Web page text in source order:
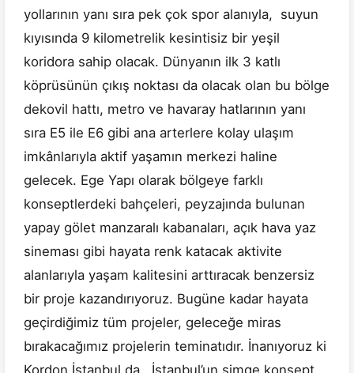
yollarının yanı sıra pek çok spor alanıyla, suyun
kıyısında 9 kilometrelik kesintisiz bir yeşil
koridora sahip olacak. Dünyanın ilk 3 katlı
köprüsünün çıkış noktası da olacak olan bu bölge
dekovil hattı, metro ve havaray hatlarının yanı
sıra E5 ile E6 gibi ana arterlere kolay ulaşım
imkânlarıyla aktif yaşamın merkezi haline
gelecek. Ege Yapı olarak bölgeye farklı
konseptlerdeki bahçeleri, peyzajında bulunan
yapay gölet manzaralı kabanaları, açık hava yaz
sineması gibi hayata renk katacak aktivite
alanlarıyla yaşam kalitesini arttıracak benzersiz
bir proje kazandırıyoruz. Bugüne kadar hayata
geçirdiğimiz tüm projeler, geleceğe miras
bırakacağımız projelerin teminatıdır. İnanıyoruz ki